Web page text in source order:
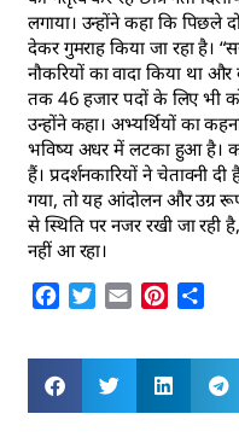
लगाया। उन्होंने कहा कि पिछले
देकर गुमराह किया जा रहा है।
नौकरियों का वादा किया था
तक 46 हजार पदों के लिए भी
उन्होंने कहा। अभ्यर्थियों का
भविष्य अधर में लटका हुआ है। कई
हैं। प्रदर्शनकारियों ने चेतावनी
गया, तो यह आंदोलन और उग्र
से स्थिति पर नजर रखी जा रही
नहीं आ रहा।
Facebook
Twitter
Email Pinterest